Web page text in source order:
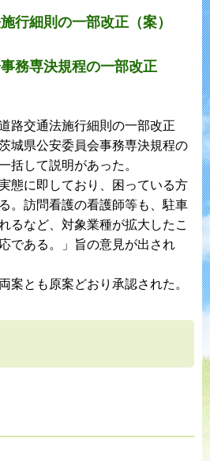
行細則の一部改正（案）
務専決規程の一部改正
路交通法施行細則の一部改正
城県公安委員会事務専決規程の
括して説明があった。
態に即しており、困っている方
。訪問看護の看護師等も、駐車
るなど、対象業種が拡大したこ
である。」旨の意見が出され
案とも原案どおり承認された。